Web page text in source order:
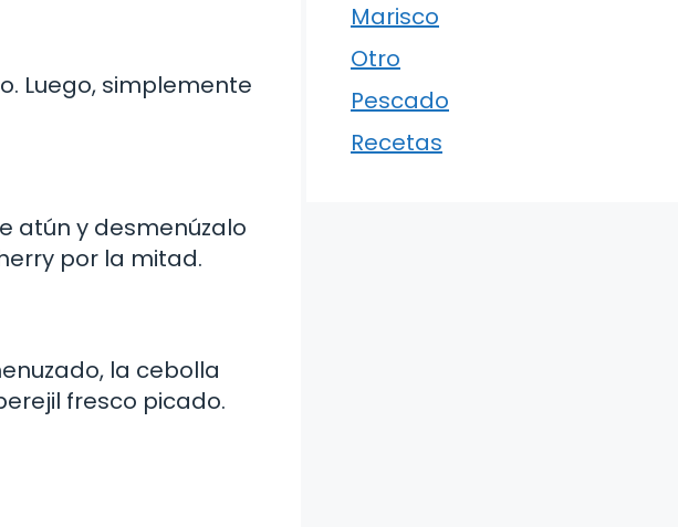
Luego, simplemente
atún y desmenúzalo
por la mitad.
la cebolla
fresco picado.
Marisco
Otro
Pescado
Recetas